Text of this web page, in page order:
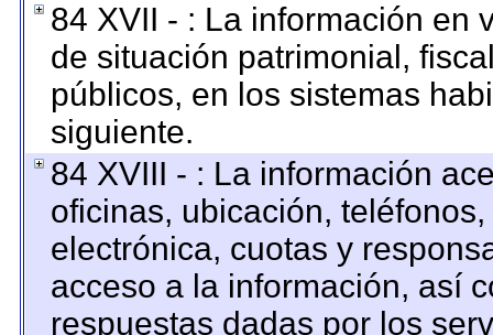
84 XVII - : La información en
de situación patrimonial,
públicos, en los sistemas
siguiente.
84 XVIII - : La información
oficinas, ubicación,
electrónica, cuotas y
acceso a la información, así
respuestas dadas por los